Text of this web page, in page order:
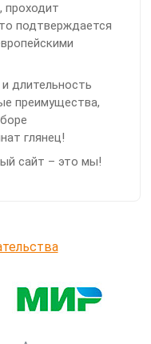
проходит
подтверждается
длительность
преимущества,
глянец!
сайт – это мы!